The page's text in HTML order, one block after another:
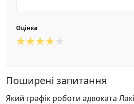
Оцінка
Поширені запитання
Який графік роботи адвоката